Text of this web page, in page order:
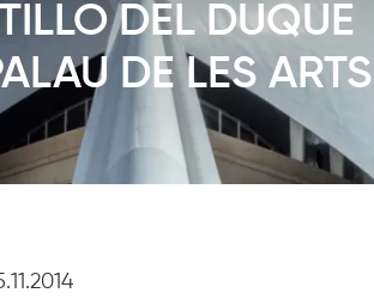
DEL DUQUE
DE LES ARTS